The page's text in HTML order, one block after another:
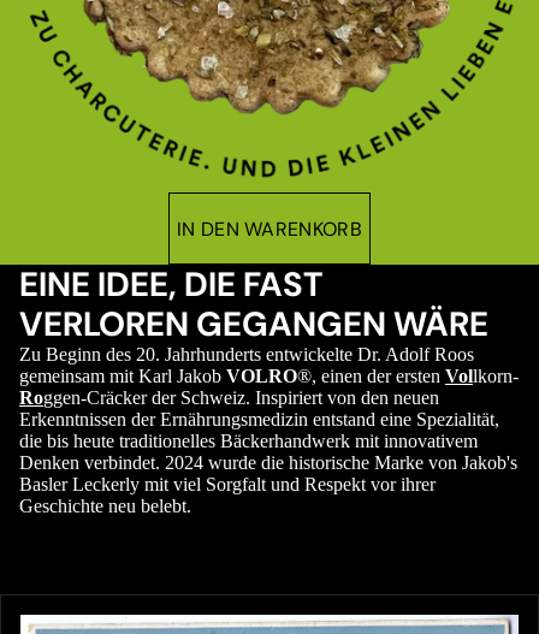
IN DEN WARENKORB
EINE IDEE, DIE FAST
VERLOREN GEGANGEN WÄRE
Zu Beginn des 20. Jahrhunderts entwickelte Dr. Adolf Roos
gemeinsam mit Karl Jakob VOLRO®, einen der ersten Vollkorn-
Roggen-Cräcker der Schweiz. Inspiriert von den neuen
Erkenntnissen der Ernährungsmedizin entstand eine Spezialität,
die bis heute traditionelles Bäckerhandwerk mit innovativem
Denken verbindet. 2024 wurde die historische Marke von Jakob's
Basler Leckerly mit viel Sorgfalt und Respekt vor ihrer
Geschichte neu belebt.